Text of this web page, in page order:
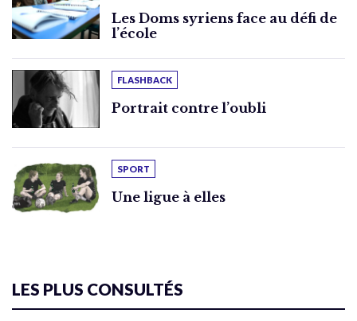
Les Doms syriens face au défi de
l’école
FLASHBACK
Portrait contre l’oubli
SPORT
Une ligue à elles
LES PLUS CONSULTÉS